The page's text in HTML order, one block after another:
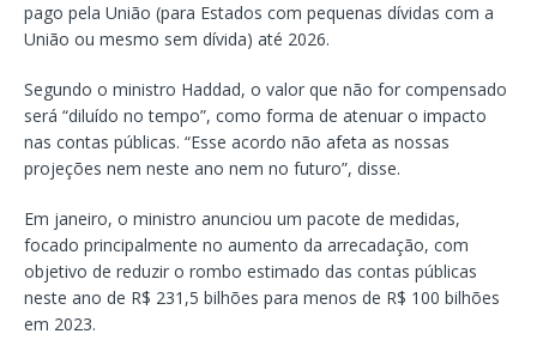
pago pela União (para Estados com pequenas dívidas com a
União ou mesmo sem dívida) até 2026.
Segundo o ministro Haddad, o valor que não for compensado
será “diluído no tempo”, como forma de atenuar o impacto
nas contas públicas. “Esse acordo não afeta as nossas
projeções nem neste ano nem no futuro”, disse.
Em janeiro, o ministro anunciou um pacote de medidas,
focado principalmente no aumento da arrecadação, com
objetivo de reduzir o rombo estimado das contas públicas
neste ano de R$ 231,5 bilhões para menos de R$ 100 bilhões
em 2023.